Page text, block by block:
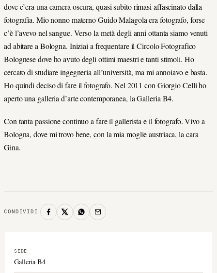
dove c’era una camera oscura, quasi subito rimasi affascinato dalla
fotografia. Mio nonno materno Guido Malagola era fotografo, forse
c’è l’avevo nel sangue. Verso la metà degli anni ottanta siamo venuti
ad abitare a Bologna. Iniziai a frequentare il Circolo Fotografico
Bolognese dove ho avuto degli ottimi maestri e tanti stimoli. Ho
cercato di studiare ingegneria all’università, ma mi annoiavo e basta.
Ho quindi deciso di fare il fotografo. Nel 2011 con Giorgio Celli ho
aperto una galleria d’arte contemporanea, la Galleria B4.
Con tanta passione continuo a fare il gallerista e il fotografo. Vivo a
Bologna, dove mi trovo bene, con la mia moglie austriaca, la cara
Gina.
CONDIVIDI
SEDE
Galleria B4